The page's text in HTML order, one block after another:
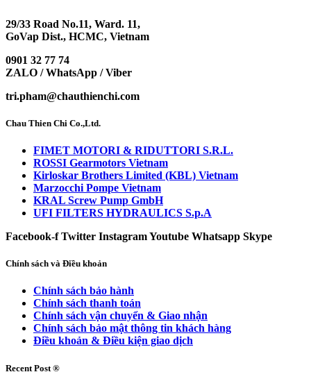
29/33 Road No.11, Ward. 11,
GoVap Dist., HCMC, Vietnam
0901 32 77 74
ZALO / WhatsApp / Viber
tri.pham@chauthienchi.com
Chau Thien Chi Co.,Ltd.
FIMET MOTORI & RIDUTTORI S.R.L.
ROSSI Gearmotors Vietnam
Kirloskar Brothers Limited (KBL) Vietnam
Marzocchi Pompe Vietnam
KRAL Screw Pump GmbH
UFI FILTERS HYDRAULICS S.p.A
Facebook-f Twitter InstagramYoutube Whatsapp Skype
Chính sách và Điều khoản
Chính sách bảo hành
Chính sách thanh toán
Chính sách vận chuyển & Giao nhận
Chính sách bảo mật thông tin khách hàng
Điều khoản & Điều kiện giao dịch
Recent Post ®